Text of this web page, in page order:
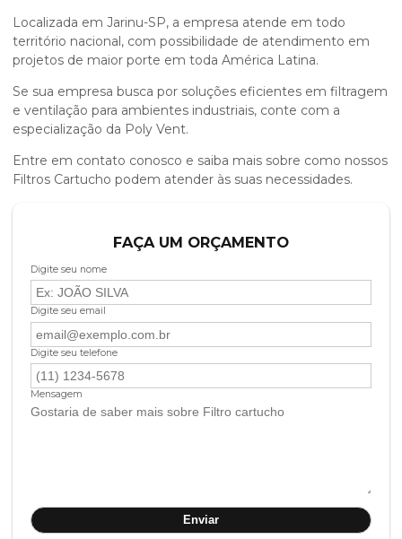
Localizada em Jarinu-SP, a empresa atende em todo
território nacional, com possibilidade de atendimento em
projetos de maior porte em toda América Latina.
Se sua empresa busca por soluções eficientes em filtragem
e ventilação para ambientes industriais, conte com a
especialização da Poly Vent.
Entre em contato conosco e saiba mais sobre como nossos
Filtros Cartucho podem atender às suas necessidades.
FAÇA UM ORÇAMENTO
Digite seu nome
Digite seu email
Digite seu telefone
Mensagem